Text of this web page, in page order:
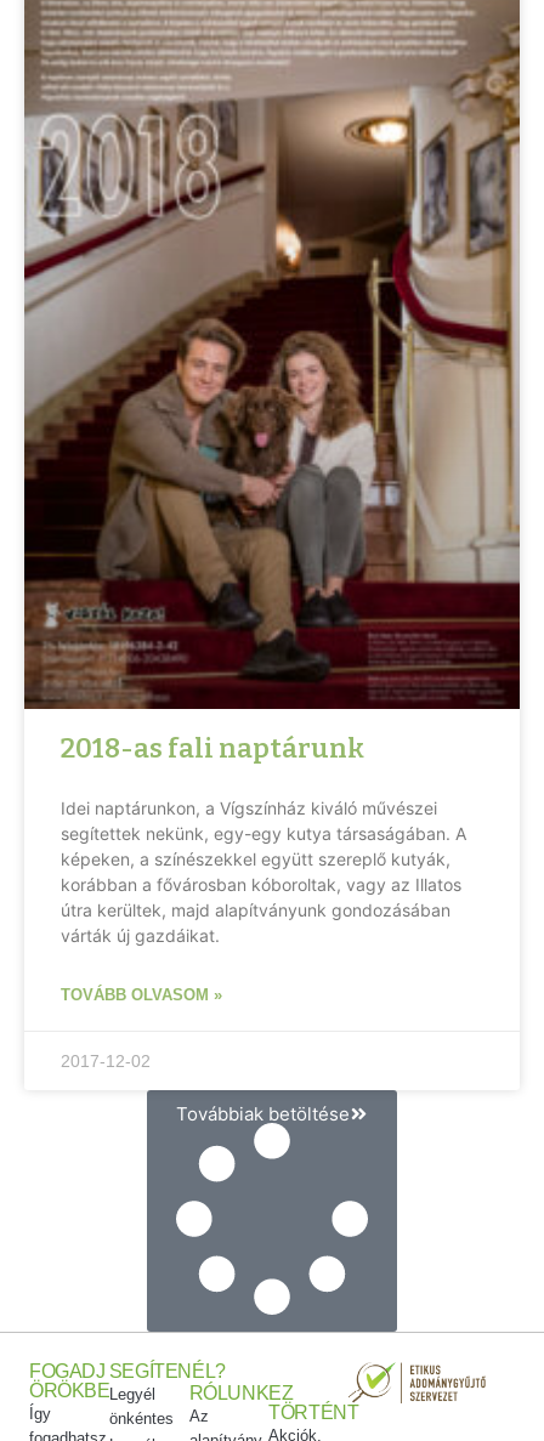
2018-as fali naptárunk
Idei naptárunkon, a Vígszínház kiváló művészei
segítettek nekünk, egy-egy kutya társaságában. A
képeken, a színészekkel együtt szereplő kutyák,
korábban a fővárosban kóboroltak, vagy az Illatos
útra kerültek, majd alapítványunk gondozásában
várták új gazdáikat.
TOVÁBB OLVASOM »
2017-12-02
Továbbiak betöltése
FOGADJ
ÖRÖKBE
Így
SEGÍTENÉL?
Legyél
önkéntes
RÓLUNK
Az
EZ
TÖRTÉNT
Akciók,